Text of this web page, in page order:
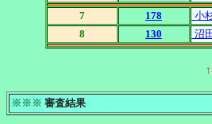
7
178 小
8
130 沼
※※※ 審査結果